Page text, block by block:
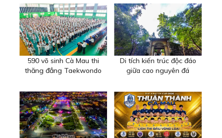
590 võ sinh Cà Mau thi
thăng đẳng Taekwondo
Di tích kiến trúc độc đáo
giữa cao nguyên đá